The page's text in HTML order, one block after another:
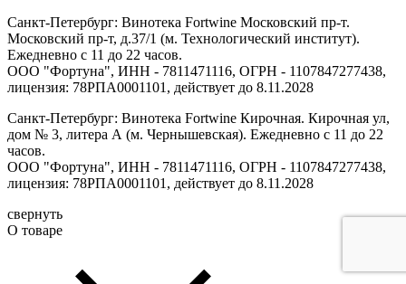
Санкт-Петербург: Винотека Fortwine Московский пр-т.
Московский пр-т, д.37/1 (м. Технологический институт).
Ежедневно с 11 до 22 часов.
ООО "Фортуна", ИНН - 7811471116, ОГРН - 1107847277438,
лицензия: 78РПА0001101, действует до 8.11.2028
Санкт-Петербург: Винотека Fortwine Кирочная. Кирочная ул,
дом № 3, литера А (м. Чернышевская). Ежедневно с 11 до 22
часов.
ООО "Фортуна", ИНН - 7811471116, ОГРН - 1107847277438,
лицензия: 78РПА0001101, действует до 8.11.2028
свернуть
О товаре